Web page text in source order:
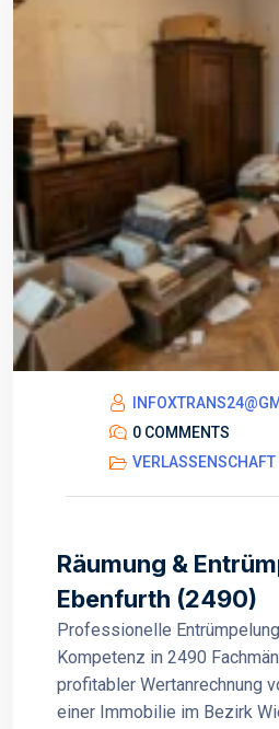
0 COMMENTS
VERLASSENSCHAFT
Räumung &
Ebenfurth (2490)
Professionelle
Kompetenz in 2490
profitabler Wertanrechnung
einer Immobilie im Bezirk